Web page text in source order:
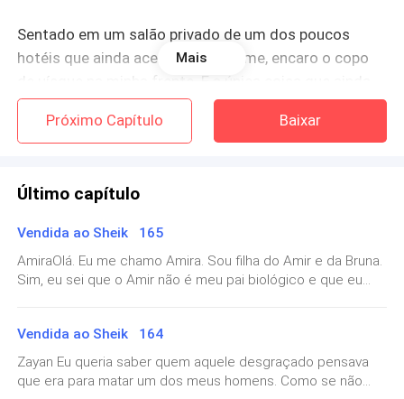
Sentado em um salão privado de um dos poucos
hotéis que ainda aceitam meu nome, encaro o copo
de uísque na minha frente. É a única coisa que ainda
me proporciona alguma sensação de controle. Ao
meu redor, os poucos amigos que restaram tentam
— Você precisa ouvir a gente, Alberto — diz Gustavo,
relaxado para um homem que está diante de um
desastre. — Há uma oportunidade em Dubai.
— Oportunidade? — solto uma risada amarga, girando
o copo entre os dedos. — Gustavo, eu não tenho
Mais
Próximo Capítulo Baixar
Último capítulo
Vendida ao Sheik 165
AmiraOlá. Eu me chamo Amira. Sou filha do Amir e da Bruna.
Sim, eu sei que o Amir não é meu pai biológico e que eu
reconheço e amo é o Amir. Depois de tudo o que o pai dele
fez com a minha mãe, e considerando que ele tentou me
matar, não existe a menor possibilidade de eu criar
qualquer vínculo com aquela família.Eu sou psicóloga. Me
Vendida ao Sheik 164
Zayan Eu queria saber quem aquele desgraçado pensava
que era para matar um dos meus homens. Como se não